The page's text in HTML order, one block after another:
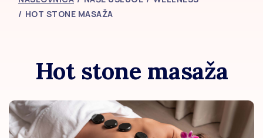
HOT STONE MASAŽA
Hot stone masaža